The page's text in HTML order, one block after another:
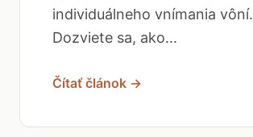
individuálneho vnímania vôní.
Dozviete sa, ako...
Čítať článok →